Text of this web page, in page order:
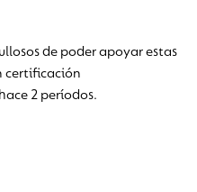
de poder apoyar estas
certificación
2 períodos.